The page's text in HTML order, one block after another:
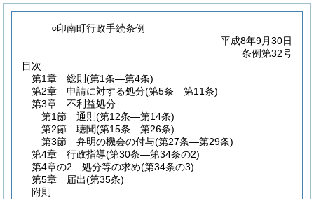
○印南町行政手続条例
平成8年9月30日
条例第32号
目次
第1章
総則 (第1条―第4条)
第2章
申請に対する処分(第5条―第11条)
第3章
不利益処分
第1節
通則 (第12条―第14条)
第2節
聴聞(第15条―第26条)
第3節
弁明の機会の付与(第27条―第29条)
第4章
行政指導(第30条―第34条の2)
第4章の2
処分等の求め(第34条の3)
第5章
届出(第35条)
附則